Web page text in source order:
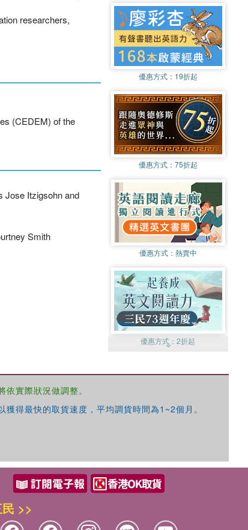
researchers,
(CEDEM) of the
Jose Itzigsohn and
Smith
優惠方式： 19折起
優惠方式： 75折起
優惠方式： 熱賣中
優惠方式：2折起
實際狀況做調整。
得最快的取貨速度，平均調貨時間為1~2個月。
>>